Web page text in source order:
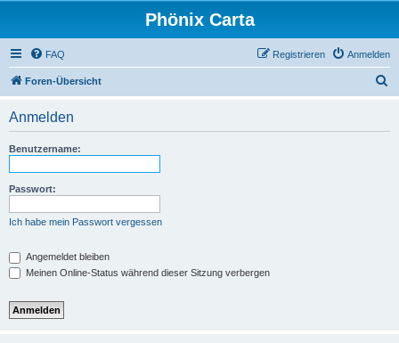
Phönix Carta
FAQ Anmelden
Registrieren
Foren-Übersicht
Anmelden
Benutzername:
Passwort:
Ich habe mein Passwort vergessen
Angemeldet bleiben
Meinen Online-Status während dieser Sitzung verbergen